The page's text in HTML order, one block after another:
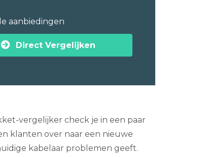
aanbiedingen
Direct Vergelijken
vergelijker check je in een paar
klanten over naar een nieuwe
kabelaar problemen geeft.